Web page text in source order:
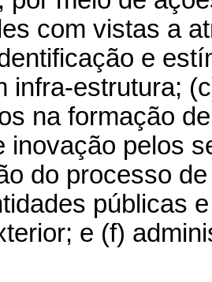
com vistas a
e
infra-estrutura;
na formação
inovação pelos
do processo
públicas
e (f)